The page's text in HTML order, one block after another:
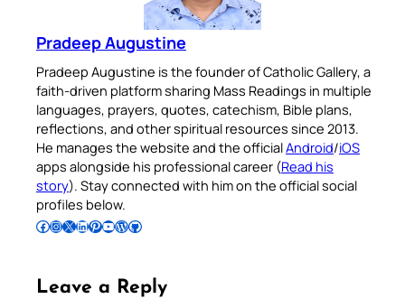
Pradeep Augustine
Pradeep Augustine is the founder of Catholic Gallery, a
faith-driven platform sharing Mass Readings in multiple
languages, prayers, quotes, catechism, Bible plans,
reflections, and other spiritual resources since 2013.
He manages the website and the officialAndroid/iOS
apps alongside his professional career (Read his
story). Stay connected with him on the official social
profiles below.
Follow Pradeep on Facebook Follow Pradeep on InstagramFollow Pradeep on X Follow Pradeep on LinkedIn Follow Pradeep on Pinterest Subscribe to Pradeep’s Youtube Channel Follow Pradeep on WordPress Follow Pradeep on GitHub
Leave a Reply